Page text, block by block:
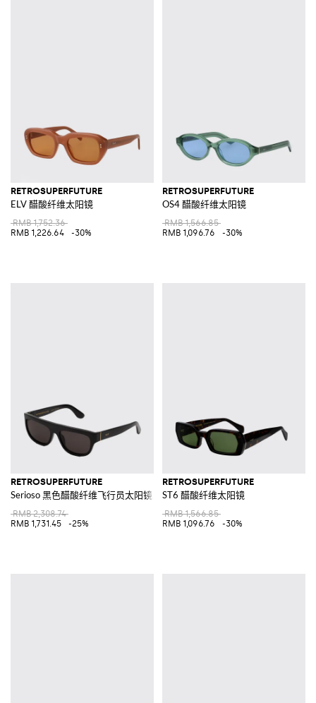
RETROSUPERFUTURE
ELV 醋酸纤维太阳镜
RMB 1,752.36
RMB 1,226.64
-30%
RETROSUPERFUTURE
OS4 醋酸纤维太阳镜
RMB 1,566.85
RMB 1,096.76
-30%
RETROSUPERFUTURE
Serioso 黑色醋酸纤维飞行员太阳镜
RMB 2,308.74
RMB 1,731.45
-25%
RETROSUPERFUTURE
ST6 醋酸纤维太阳镜
RMB 1,566.85
RMB 1,096.76
-30%